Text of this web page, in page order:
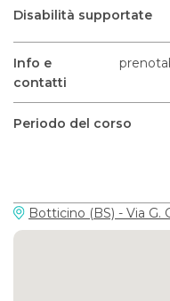
Disabilità supportate
Info e
contatti
Periodo del corso
Botticino (BS) - Via G.